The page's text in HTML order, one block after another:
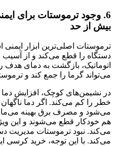
6. وجود ترموستات برای
بیش از حد
ترموستات اصلی‌ترین ابزار ایمنی
دستگاه را قطع می‌کند و از
اتوماتیک، بازگشت به دمای
می‌تواند گرما را جمع کند و
در نشیمن‌های کوچک، افزایش
خطر را کم می‌کند. اگر دما
می‌شود و مصرف برق بهینه
هم خودکار قطع می‌شوند و این
می‌کند. نبود ترموستات مدیریت
می‌کند. با این توجه، خرید کرسی